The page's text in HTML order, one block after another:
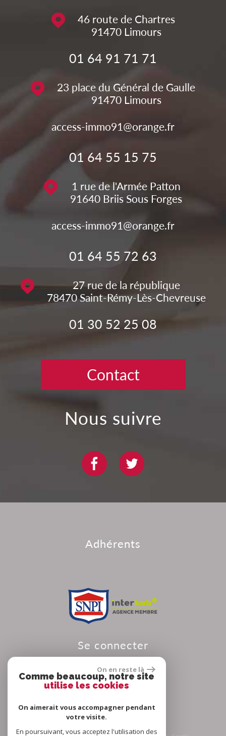
46 route de Chartres
91470 Limours
01 64 91 71 71
23 place du Général de Gaulle
91470 Limours
access-immo91@orange.fr
01 64 55 15 75
1 rue de l'Armée Patton
91640 Briis Sous Forges
access-immo91@orange.fr
01 64 55 72 63
27 rue de la république
78470 Saint-Rémy-Lès-Chevreuse
01 30 52 25 08
Contact
nous suivre
adhérents
se connecter
On en reste là
Comme beaucoup, notre site
utilise les cookies
On aimerait vous accompagner pendant
votre visite.
En poursuivant, vous acceptez l'utilisation des